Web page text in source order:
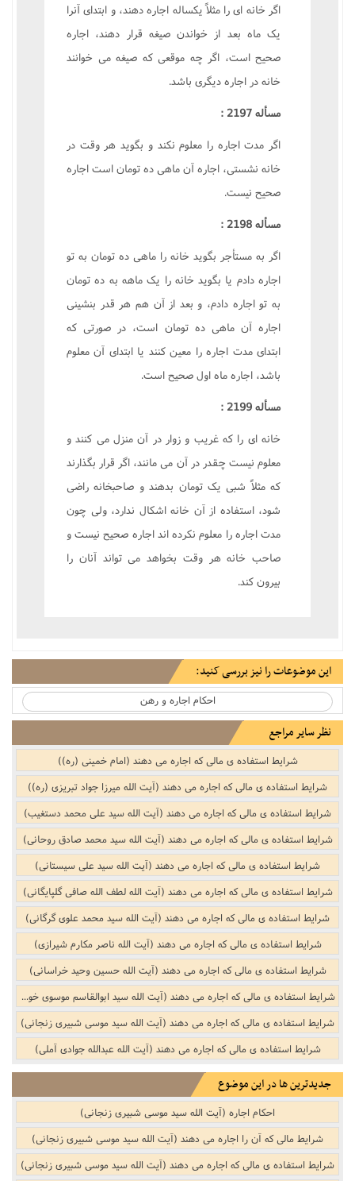
اگر خانه اى را مثلاً يکساله اجاره دهند، و ابتداى آنرا
يک ماه بعد از خواندن صيغه قرار دهند، اجاره
صحيح است، اگر چه موقعى که صيغه مى خوانند
خانه در اجاره ديگرى باشد.
مسأله 2197 :
اگر مدت اجاره را معلوم نکند و بگويد هر وقت در
خانه نشستى، اجاره آن ماهى ده تومان است اجاره
صحيح نيست.
مسأله 2198 :
اگر به مستأجر بگويد خانه را ماهى ده تومان به تو
اجاره دادم يا بگويد خانه را يک ماهه به ده تومان
به تو اجاره دادم، و بعد از آن هم هر قدر بنشينى
اجاره آن ماهى ده تومان است، در صورتى که
ابتداى مدت اجاره را معين کنند يا ابتداى آن معلوم
باشد، اجاره ماه اول صحيح است.
مسأله 2199 :
خانه اى را که غريب و زوار در آن منزل مى کنند و
معلوم نيست چقدر در آن مى مانند، اگر قرار بگذارند
که مثلاً شبى يک تومان بدهند و صاحبخانه راضى
شود، استفاده از آن خانه اشکال ندارد، ولى چون
مدت اجاره را معلوم نکرده اند اجاره صحيح نيست و
صاحب خانه هر وقت بخواهد مى تواند آنان را
بيرون کند.
این موضوعات را نیز بررسی کنید:
احکام اجاره و رهن
نظر سایر مراجع
شرایط استفاده ی مالی که اجاره می دهند (امام خمینی (ره))
شرایط استفاده ی مالی که اجاره می دهند (آیت الله میرزا جواد تبریزی (ره))
شرایط استفاده ی مالی که اجاره می دهند (آیت الله سید علی محمد دستغیب)
شرایط استفاده ی مالی که اجاره می دهند (آیت الله سید محمد صادق روحانی)
شرایط استفاده ی مالی که اجاره می دهند (آیت الله سید علی سیستانی)
شرایط استفاده ی مالی که اجاره می دهند (آیت الله لطف الله صافی گلپایگانی)
شرایط استفاده ی مالی که اجاره می دهند (آیت الله سید محمد علوی گرگانی)
شرایط استفاده ی مالی که اجاره می دهند (آیت الله ناصر مکارم شیرازی)
شرایط استفاده ی مالی که اجاره می دهند (آیت الله حسین وحید خراسانی)
شرایط استفاده ی مالی که اجاره می دهند (آیت الله سید ابوالقاسم موسوی خویی (ره))
شرایط استفاده ی مالی که اجاره می دهند (آیت الله سید موسی شبیری زنجانی)
شرایط استفاده ی مالی که اجاره می دهند (آیت الله عبدالله جوادی آملی)
جدیدترین ها در این موضوع
احکام اجاره (آیت الله سید موسی شبیری زنجانی)
شرایط مالی که آن را اجاره می دهند (آیت الله سید موسی شبیری زنجانی)
شرایط استفاده ی مالی که اجاره می دهند (آیت الله سید موسی شبیری زنجانی)